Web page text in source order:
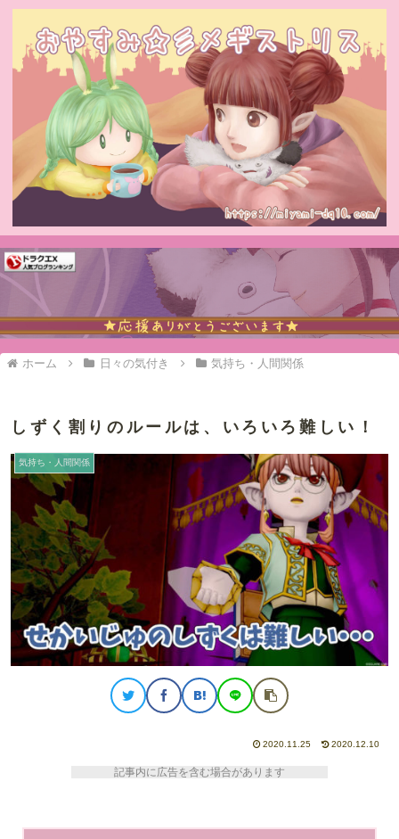
ホーム 日々の気付き 気持ち・人間関係
しずく割りのルールは、いろいろ難しい！
気持ち・人間関係
2020.11.25 2020.12.10
記事内に広告を含む場合があります